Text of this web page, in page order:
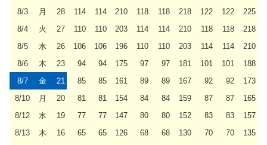
8/3
月 28 114 114 210 118 118 218 122 122
225
8/4
火 27 110 110 203 114 114 210 118 118
218
8/5
水 26 106 106 196 110 110 203 114 114
210
8/6
木 23 94 94 175 97 97 181 101 101
188
8/7
金 21 85 85 161 89 89 167 92 92
173
8/10
月 20 81 81 154 84 84 159 87 87
165
8/12
水 19 77 77 147 80 80 152 83 83
157
8/13
木 16 65 65 126 68 68 130 70 70
135